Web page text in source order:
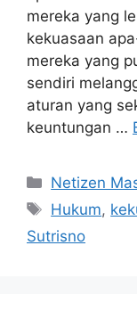
mereka yang
kekuasaan
mereka yang
sendiri
aturan yang
keuntungan …
Kategori
Netizen
Tag
Hukum,
Sutrisno